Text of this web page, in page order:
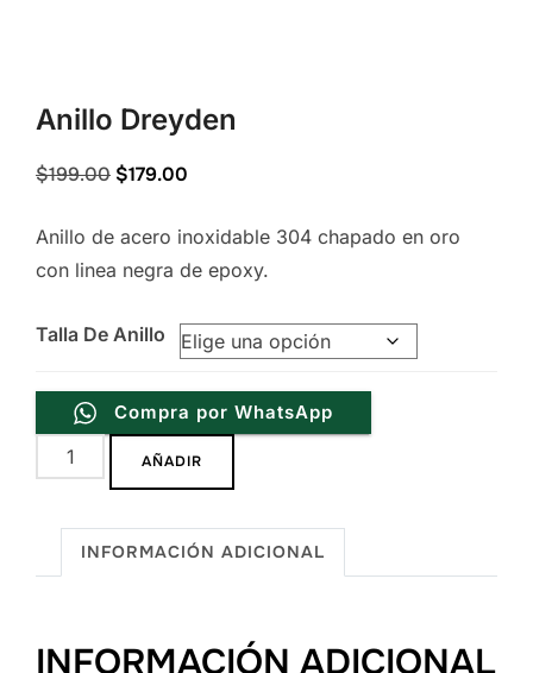
Anillo Dreyden
$199.00 Original
was:
$199.00.
$179.00
is:
$179.00.
Anillo de acero inoxidable 304 chapado en oro
con linea negra de epoxy.
Talla De Anillo
Compra por WhatsApp
Anillo
Dreyden
AÑADIR
INFORMACIÓN ADICIONAL
INFORMACIÓN ADICIONAL